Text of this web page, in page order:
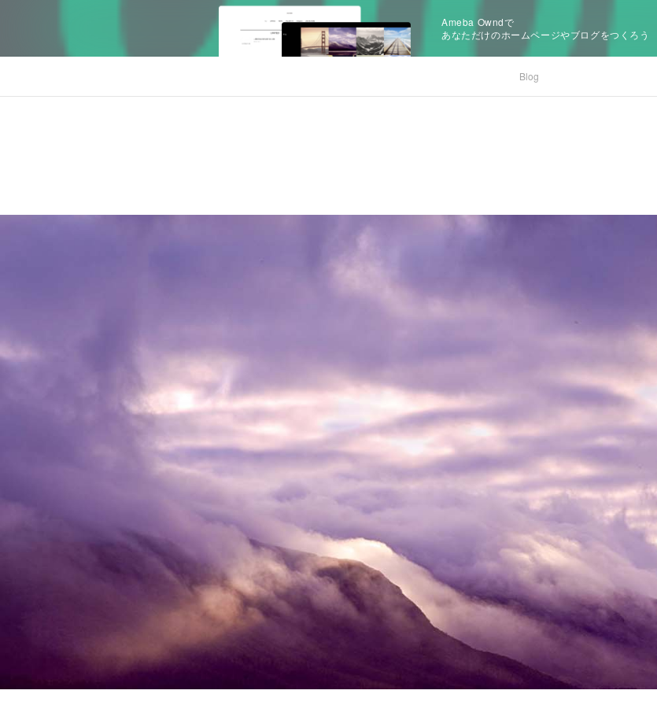
Ameba Owndで
あなただけのホームページやブログをつくろう
Blog